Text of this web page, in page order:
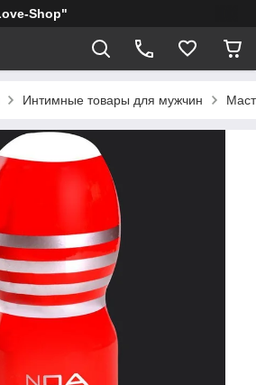
Shop"
Интимные товары для мужчин